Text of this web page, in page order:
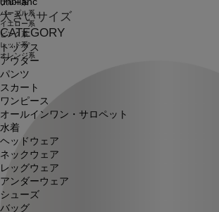
大きいサイズ
CATEGORY
トップス
アウター
パンツ
スカート
ワンピース
オールインワン・サロペット
水着
ヘッドウェア
ネックウェア
レッグウェア
アンダーウェア
シューズ
バッグ
ブルー系
パープル系
イエロー系
ピンク系
レッド系
オレンジ系